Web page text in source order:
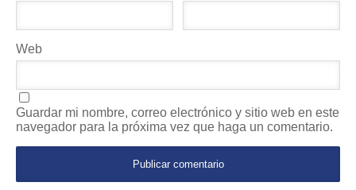
Web
Guardar mi nombre, correo electrónico y sitio web en este
navegador para la próxima vez que haga un comentario.